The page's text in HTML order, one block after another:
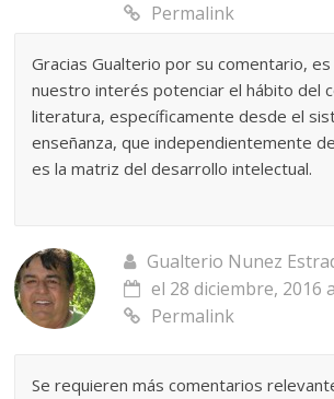
Permalink
Gracias Gualterio por su comentario,
nuestro interés potenciar el hábito del
literatura, específicamente desde el
enseñanza, que independientemente
es la matriz del desarrollo intelectual.
Gualterio Nunez
el 28 diciembre, 2016
Permalink
Se requieren más comentarios